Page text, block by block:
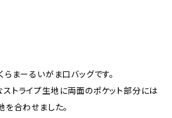
まーるいがま口バッグです。
トライプ生地に両面のポケット部分には
を合わせました。